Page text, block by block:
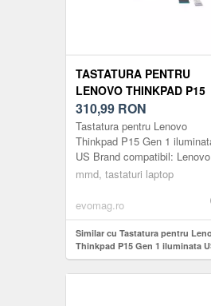
TASTATURA PENTRU
LENOVO THINKPAD P15
GEN 1 ILUMINATA US
310,99 RON
Tastatura pentru Lenovo
Thinkpad P15 Gen 1
US Brand compatibil: Lenovo
Layout / Limba tastatura: US
tasta...
mmd, tastaturi laptop
evomag.ro
Similar cu Tastatura pentru
Thinkpad P15 Gen 1 iluminata